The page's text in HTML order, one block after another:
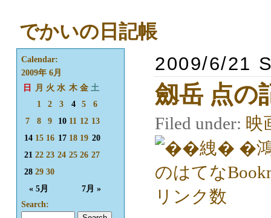
でかいの日記帳
2009/6/21
劔岳 点の
Filed under: 映
Calendar:
2009年 6月
日
月 火 水 木 金 土
« 5月 7月 »
1 2 3 4 5
6
7
8 9 10 11 12 13
14 15 16 17 18 19 20
21 22 23 24 25 26 27
28 29 30
Search: